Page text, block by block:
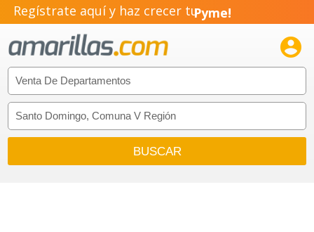
Regístrate aquí y haz crecer tuPyme!
Emprendimiento!
